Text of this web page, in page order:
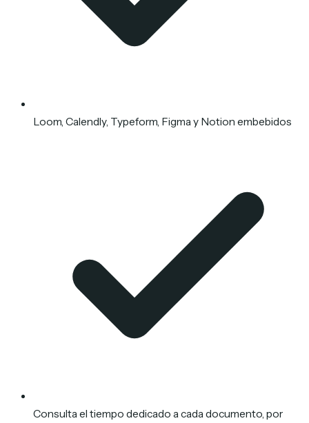
Loom, Calendly, Typeform, Figma y Notion embebidos
Consulta el tiempo dedicado a cada documento, por